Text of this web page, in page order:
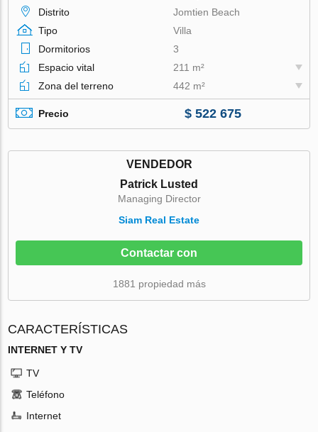
Distrito
Jomtien Beach
Tipo
Villa
Dormitorios
3
Espacio vital
211 m²
Zona del terreno
442 m²
Precio $ 522 675
VENDEDOR
Patrick Lusted
Managing Director
Siam Real Estate
Contactar con
1881 propiedad más
CARACTERÍSTICAS
INTERNET Y TV
TV
Teléfono
Internet